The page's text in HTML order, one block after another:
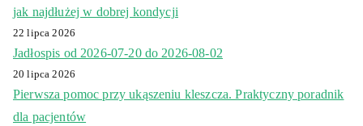
jak najdłużej w dobrej kondycji
22 lipca 2026
Jadłospis od 2026-07-20 do 2026-08-02
20 lipca 2026
Pierwsza pomoc przy ukąszeniu kleszcza. Praktyczny poradnik
dla pacjentów